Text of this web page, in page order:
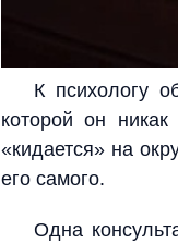
К психологу
которой он
«кидается» на
его самого.
Одна